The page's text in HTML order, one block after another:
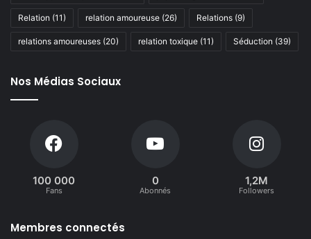
Relation (11) relation amoureuse (26) Relations (9)
relations amoureuses (20) relation toxique (11) Séduction (39)
Nos Médias Sociaux
100 000
Fans
0
Abonnés
1,2M
Followers
Membres connectés